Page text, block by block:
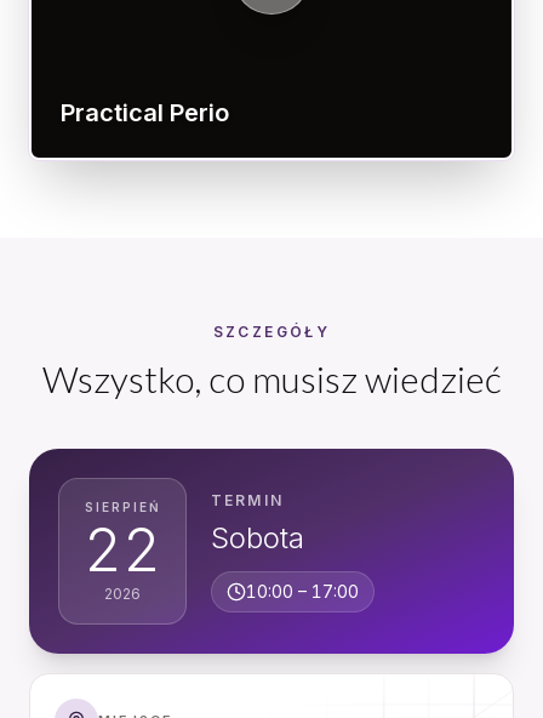
Practical Perio
SZCZEGÓŁY
Wszystko, co musisz wiedzieć
SIERPIEŃ
22
2026
TERMIN
Sobota
10:00 – 17:00